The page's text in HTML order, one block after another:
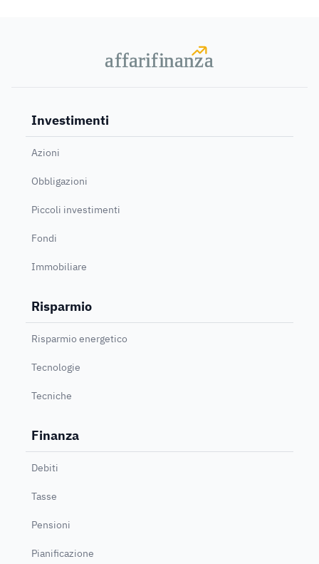
affarifinanza
affarifinanza
Investimenti
Azioni
Obbligazioni
Piccoli investimenti
Fondi
Immobiliare
Risparmio
Risparmio energetico
Tecnologie
Tecniche
Finanza
Debiti
Tasse
Pensioni
Pianificazione